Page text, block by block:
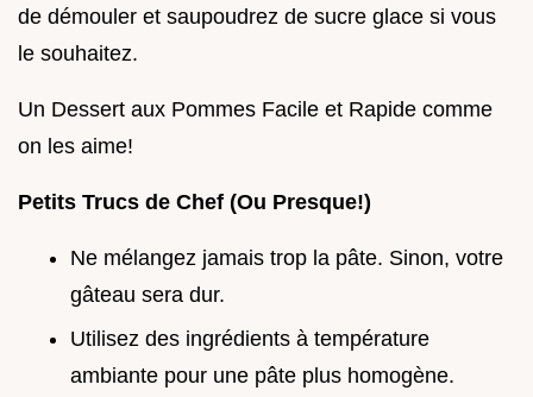
de démouler et saupoudrez de sucre glace si vous
le souhaitez.
Un Dessert aux Pommes Facile et Rapide comme
on les aime!
Petits Trucs de Chef (Ou Presque!)
Ne mélangez jamais trop la pâte. Sinon, votre
gâteau sera dur.
Utilisez des ingrédients à température
ambiante pour une pâte plus homogène.